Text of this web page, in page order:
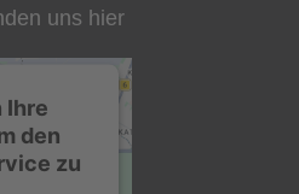
uns hier
Ihre
den
zu